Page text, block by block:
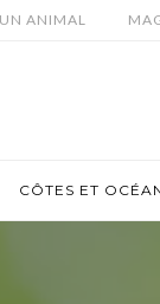
ANIMAL
CÔTES ET